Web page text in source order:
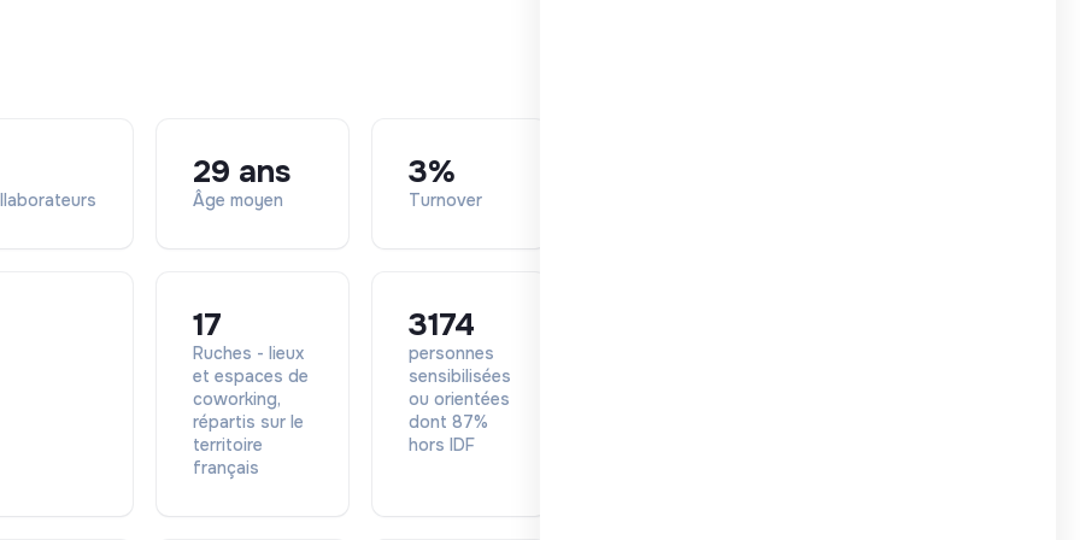
simple, stories) et valoriser projets &
webinaires, masterclass, permanences,
d’autres missions.
événements réseau).
de Mai, 41 rue Jobin, 13003
LILLE
vous souhaitez réaliser votre stage
pris en charge par l’employeur)
29 ans
Âge moyen
3%
Turnover
17
Ruches - lieux
et espaces de
coworking,
répartis sur le
territoire
français
3174
personnes
sensibilisées
ou orientées
dont 87%
hors IDF